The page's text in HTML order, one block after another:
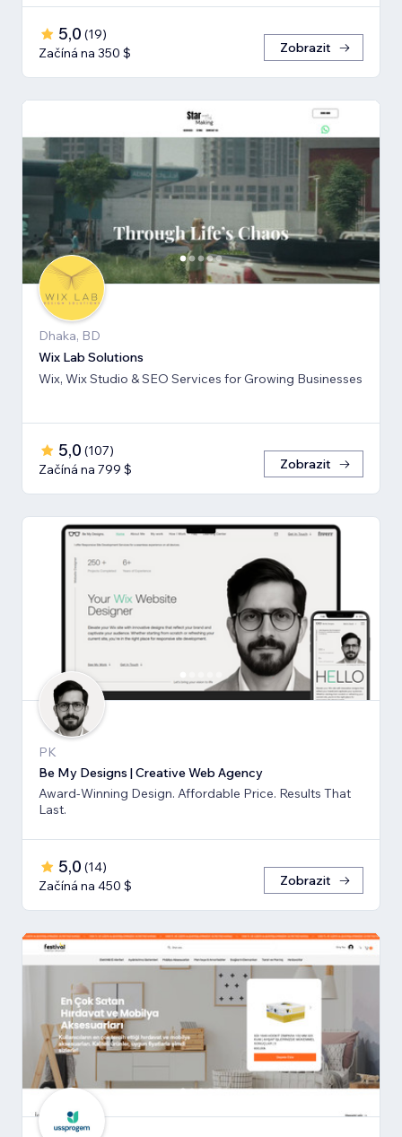
5,0 (19)
Začíná na 350 $
Zobrazit
Dhaka, BD
Wix Lab Solutions
Wix, Wix Studio & SEO Services for Growing Businesses
5,0 (107)
Začíná na 799 $
Zobrazit
PK
Be My Designs | Creative Web Agency
Award-Winning Design. Affordable Price. Results That
Last.
5,0 (14)
Začíná na 450 $
Zobrazit